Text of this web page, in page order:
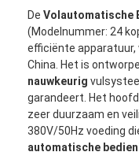
Thuis
Producten
DeVolautomatische
(Modelnummer: 24
efficiënte apparatuur,
China. Het is
nauwkeurig
garandeert. Het
zeer duurzaam en
380V/50Hz voeding
automatische